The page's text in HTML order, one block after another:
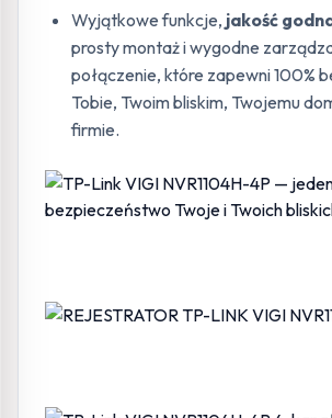
Wyjątkowe funkcje, jakość
prosty montaż i wygodne
połączenie, które zapewni 100%
Tobie, Twoim bliskim, Twojemu
firmie.